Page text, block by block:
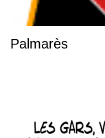
Palmarès